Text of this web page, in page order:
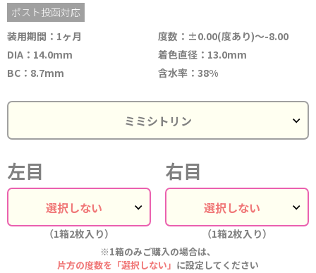
ポスト投函対応
装用期間：1ヶ月
度数：±0.00(度あり)〜-8.00
DIA：14.0mm
着色直径：13.0mm
BC：8.7mm
含水率：38%
左目
（1箱2枚入り）
右目
（1箱2枚入り）
※1箱のみご購入の場合は、
片方の度数を「選択しない」 に設定してください